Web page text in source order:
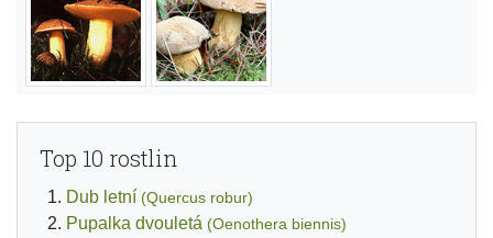
Top 10 rostlin
Dub letní (Quercus robur)
Pupalka dvouletá (Oenothera biennis)